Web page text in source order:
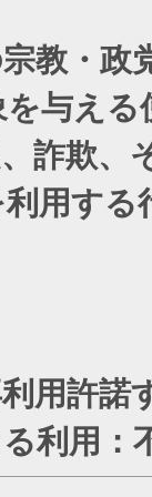
・政
与える
欺、
用する
用許諾
利用：